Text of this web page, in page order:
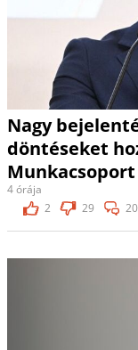
Nagy
döntéseket
Munkacsoport
4 órája
2
29